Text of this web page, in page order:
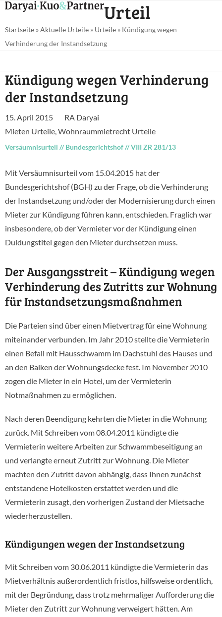
Skip
content
Open
menu
Close
menu
Urteil
Startseite »Aktuelle Urteile » Urteile » Kündigung wegen
Verhinderung der Instandsetzung
Kündigung wegen Verhinderung
der Instandsetzung
15. April 2015
RA Daryai
Mieten Urteile,Wohnraummietrecht Urteile
Versäumnisurteil //Bundesgerichtshof//VIII ZR 281/13
Mit Versäumnisurteil vom 15.04.2015 hat der
Bundesgerichtshof (BGH) zu der Frage, ob die Verhinderung
der Instandsetzung und/oder der Modernisierung durch einen
Mieter zur Kündigung führen kann, entschieden. Fraglich war
insbesondere, ob der Vermieter vor der Kündigung einen
Duldungstitel gegen den Mieter durchsetzen muss.
Der Ausgangsstreit – Kündigung wegen
Verhinderung des Zutritts zur Wohnung
für Instandsetzungsmaßnahmen
Die Parteien sind über einen Mietvertrag für eine Wohnung
miteinander verbunden. Im Jahr 2010 stellte die Vermieterin
einen Befall mit Hausschwamm im Dachstuhl des Hauses und
an den Balken der Wohnungsdecke fest. Im November 2010
zogen die Mieter in ein Hotel, um der Vermieterin
Notmaßnahmen zu ermöglichen.
Nach deren Beendigung kehrten die Mieter in die Wohnung
zurück. Mit Schreiben vom 08.04.2011 kündigte die
Vermieterin weitere Arbeiten zur Schwammbeseitigung an
und verlangte erneut Zutritt zur Wohnung. Die Mieter
machten den Zutritt davon abhängig, dass Ihnen zunächst
entstandene Hotelkosten erstattet werden und die
Vermieterin zusagt, den vorherigen Zustand der Mietsache
wiederherzustellen.
Kündigungen wegen der Instandsetzung
Mit Schreiben vom 30.06.2011 kündigte die Vermieterin das
Mietverhältnis außerordentlich fristlos, hilfsweise ordentlich,
mit der Begründung, dass trotz mehrmaliger Aufforderung die
Mieter den Zutritt zur Wohnung verweigert hätten. Am